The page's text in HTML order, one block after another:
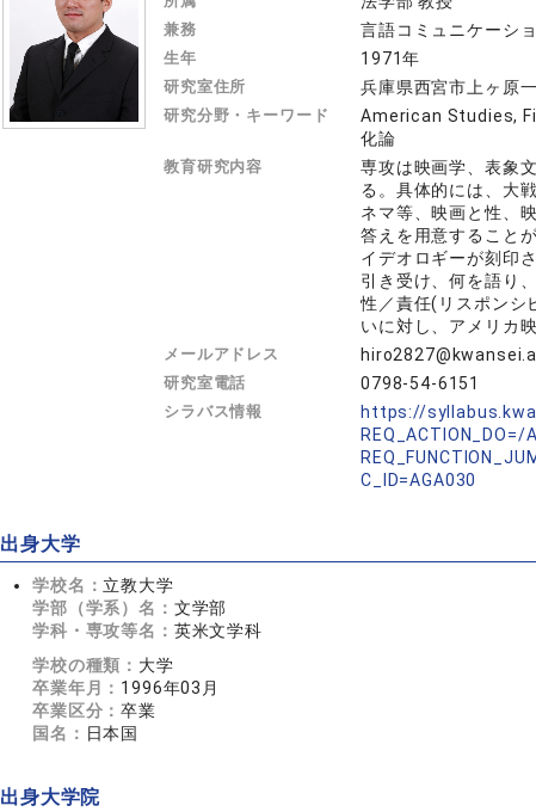
兼務 言語コミュニケーシ
生年 1971年
研究室住所 兵庫県西宮市上ヶ原
研究分野・キーワード
American Studies,
化論
教育研究内容
専攻は映画学、表象
る。具体的には、大
ネマ等、映画と性、
答えを用意すること
イデオロギーが刻印
引き受け、何を語り
性／責任(リスポンシ
いに対し、アメリカ
メールアドレス
研究室電話 0798-54-6151
シラバス情報
https://
C_ID=AGA030
出身大学
学校名： 立教大学
学部（学系）名： 文学部
学科・専攻等名： 英米文学科
学校の種類： 大学
卒業年月： 1996年03月
卒業区分：卒業
国名： 日本国
出身大学院